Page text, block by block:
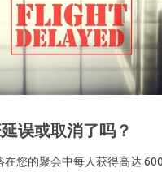
误或取消了吗？
您的聚会中每人获得高达 600